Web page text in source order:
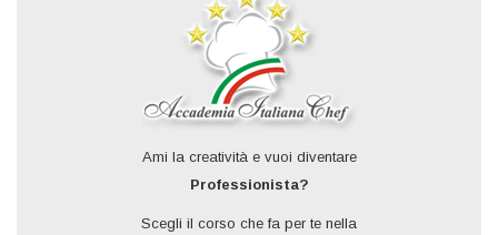
Ami la creatività e vuoi diventare
Professionista?
Scegli il corso che fa per te nella